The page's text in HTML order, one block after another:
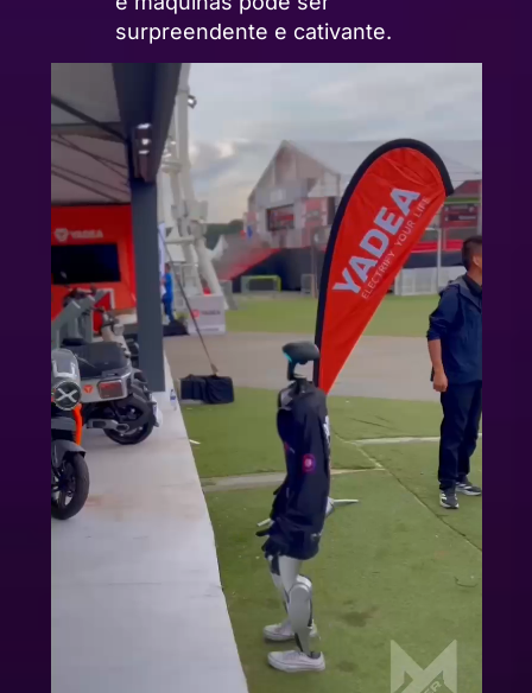
surpreendente e cativante.